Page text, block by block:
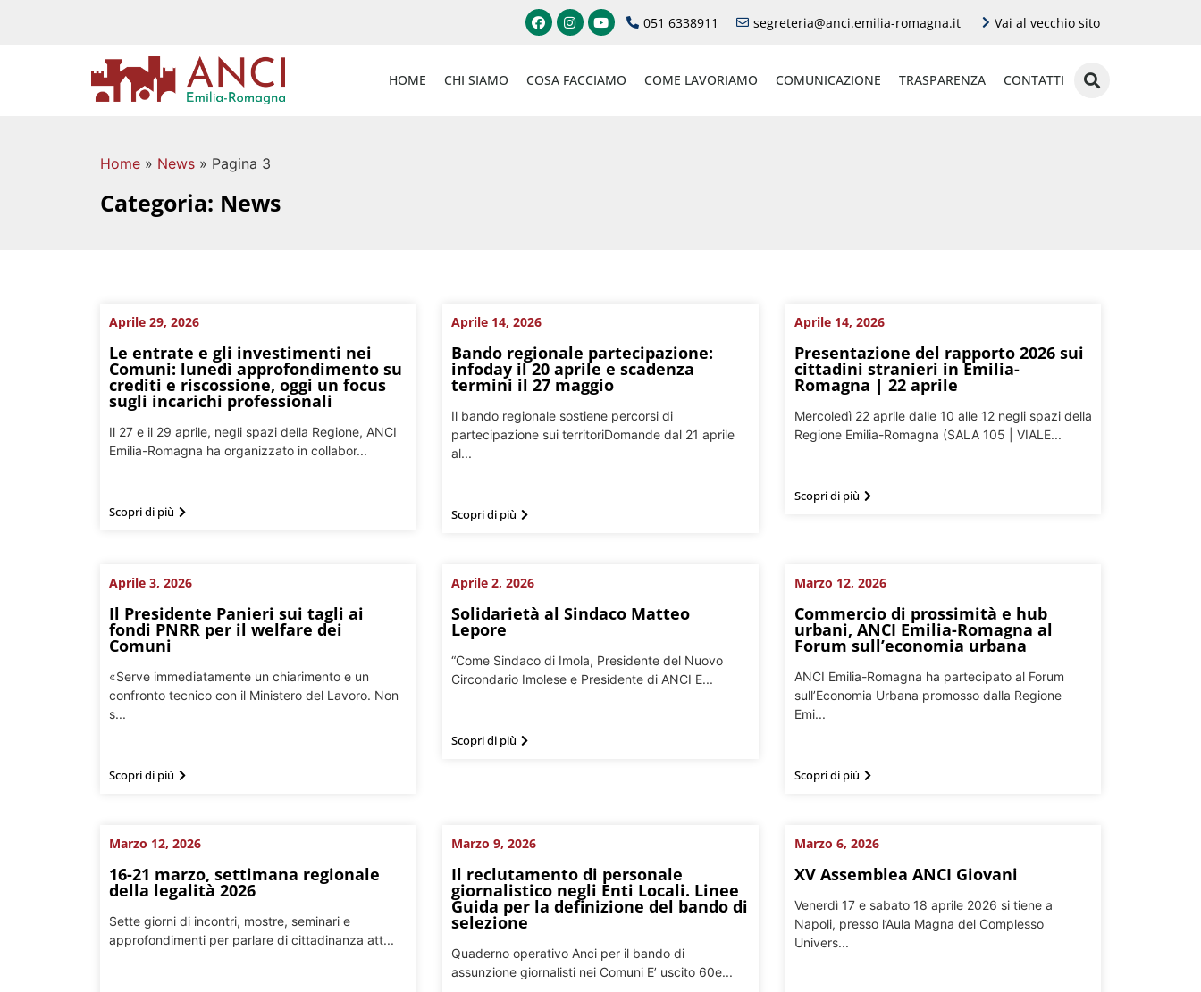
051 6338911 segreteria@anci.emilia-romagna.it Vai al vecchio sito
HOME CHI SIAMO COSA FACCIAMO COME LAVORIAMO COMUNICAZIONE TRASPARENZA CONTATTI
Home » News » Pagina 3
Categoria: News
Aprile 29, 2026
Le entrate e gli investimenti nei
Comuni: lunedì approfondimento su
crediti e riscossione, oggi un focus
sugli incarichi professionali
Il 27 e il 29 aprile, negli spazi della Regione, ANCI
Emilia-Romagna ha organizzato in collabor...
Scopri di più
Aprile 14, 2026
Bando regionale partecipazione:
infoday il 20 aprile e scadenza
termini il 27 maggio
Il bando regionale sostiene percorsi di
partecipazione sui territoriDomande dal 21 aprile
al...
Scopri di più
Aprile 14, 2026
Presentazione del rapporto 2026 sui
cittadini stranieri in Emilia-
Romagna | 22 aprile
Mercoledì 22 aprile dalle 10 alle 12 negli spazi della
Regione Emilia-Romagna (SALA 105 | VIALE...
Scopri di più
Aprile 3, 2026
Il Presidente Panieri sui tagli ai
fondi PNRR per il welfare dei
Comuni
«Serve immediatamente un chiarimento e un
confronto tecnico con il Ministero del Lavoro. Non
s...
Scopri di più
Aprile 2, 2026
Solidarietà al Sindaco Matteo
Lepore
“Come Sindaco di Imola, Presidente del Nuovo
Circondario Imolese e Presidente di ANCI E...
Scopri di più
Marzo 12, 2026
Commercio di prossimità e hub
urbani, ANCI Emilia-Romagna al
Forum sull’economia urbana
ANCI Emilia-Romagna ha partecipato al Forum
sull’Economia Urbana promosso dalla Regione
Emi...
Scopri di più
Marzo 12, 2026
16-21 marzo, settimana regionale
della legalità 2026
Sette giorni di incontri, mostre, seminari e
approfondimenti per parlare di cittadinanza att...
Marzo 9, 2026
Il reclutamento di personale
giornalistico negli Enti Locali. Linee
Guida per la definizione del bando di
selezione
Quaderno operativo Anci per il bando di
assunzione giornalisti nei Comuni E’ uscito 60e...
Marzo 6, 2026
XV Assemblea ANCI Giovani
Venerdì 17 e sabato 18 aprile 2026 si tiene a
Napoli, presso l’Aula Magna del Complesso
Univers...